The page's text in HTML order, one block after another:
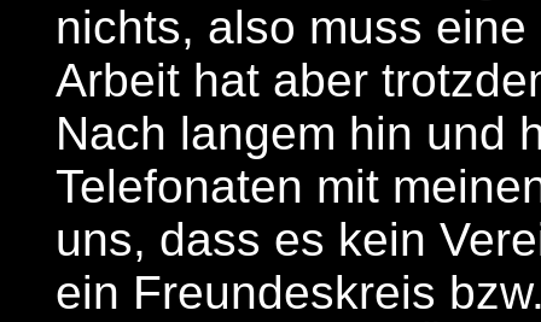
nichts, also muss
Arbeit hat aber
Nach langem hin und
Telefonaten mit
uns, dass es kein
ein Freundeskreis